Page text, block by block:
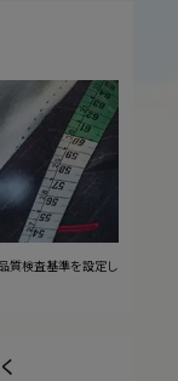
質検査基準を設定し